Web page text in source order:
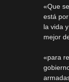
«Que
está
la vida
mejor
«para